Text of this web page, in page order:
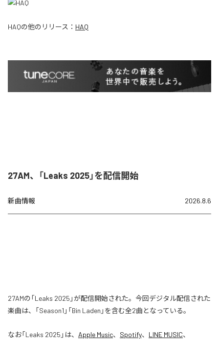
HAQの他のリリース： HAQ
27AM、「Leaks 2025」を配信開始
新曲情報 2026.8.6
27AMの「Leaks 2025」が配信開始された。今回デジタル配信された
楽曲は、「Season1」「Bin Laden」を含む全2曲となっている。
なお「Leaks 2025 」は、 Apple Music、 Spotify、 LINE MUSIC、